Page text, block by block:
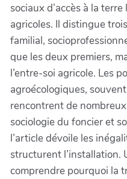
sociaux d’accès à la
agricoles. Il distingue
familial,
que les deux premiers,
l’entre-soi agricole. Les
agroécologiques,
rencontrent de
sociologie du foncier et
l’article dévoile les
structurent l’installation.
comprendre pourquoi la